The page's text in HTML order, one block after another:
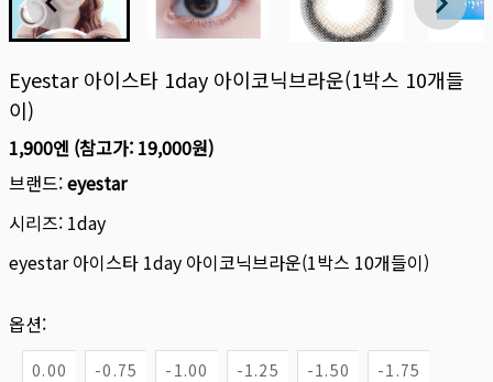
Eyestar 아이스타 1day 아이코닉브라운(1박스 10개들
이)
1,900엔 (참고가: 19,000원)
브랜드:eyestar
시리즈: 1day
eyestar 아이스타 1day 아이코닉브라운(1박스 10개들이)
옵션:
0.00 -0.75 -1.00 -1.25 -1.50 -1.75